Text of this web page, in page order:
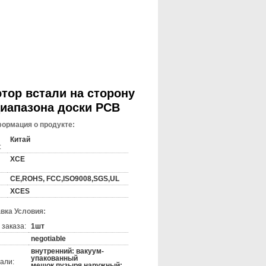
медью дают приоритет к.
того чтобы получить требуемую
действию соответствуя
для того чтобы совместить 2. После
подвергли действию
метода/изображения печатания
печатания - лечение - символ
поток - законченный продукт
встали на сторону
доски PCB
о продукте:
Китай
XCE
CE,ROHS, FCC,ISO9008,SGS,UL
XCES
Условия:
1шт
negotiable
внутренний: вакуум-
упакованный